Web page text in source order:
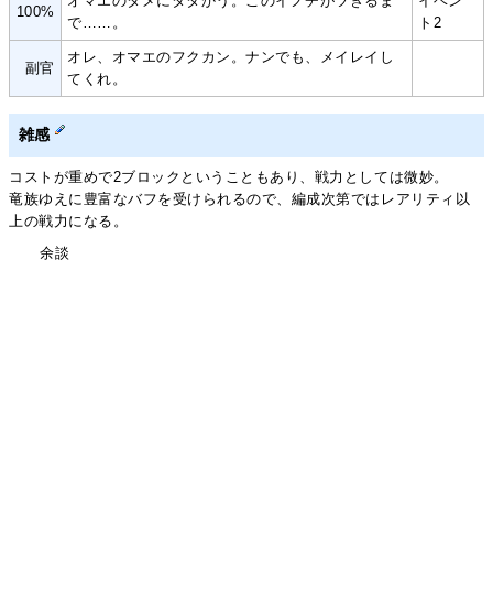
100%
で……。
ト2
副官
オレ、オマエのフクカン。ナンでも、メイレイし
てくれ。
雑感
コストが重めで2ブロックということもあり、戦力としては微妙。
竜族ゆえに豊富なバフを受けられるので、編成次第ではレアリティ以
上の戦力になる。
余談